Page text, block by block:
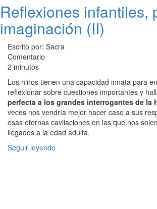
Reflexiones infantiles,
imaginación (II)
Escrito por: Sacra
Comentario
2 minutos
Los niños tienen una capacidad innata para
reflexionar sobre cuestiones importantes y
perfecta a los grandes interrogantes de la
veces nos vendría mejor hacer caso a sus
esas eternas cavilaciones en las que nos
llegados a la edad adulta.
Seguir leyendo